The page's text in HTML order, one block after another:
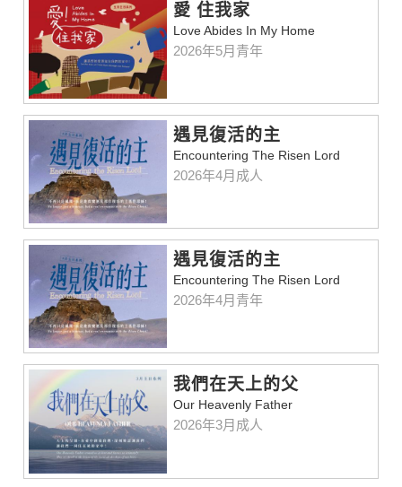
愛 住我家
Love Abides In My Home
2026年5月青年
遇見復活的主
Encountering The Risen Lord
2026年4月成人
遇見復活的主
Encountering The Risen Lord
2026年4月青年
我們在天上的父
Our Heavenly Father
2026年3月成人